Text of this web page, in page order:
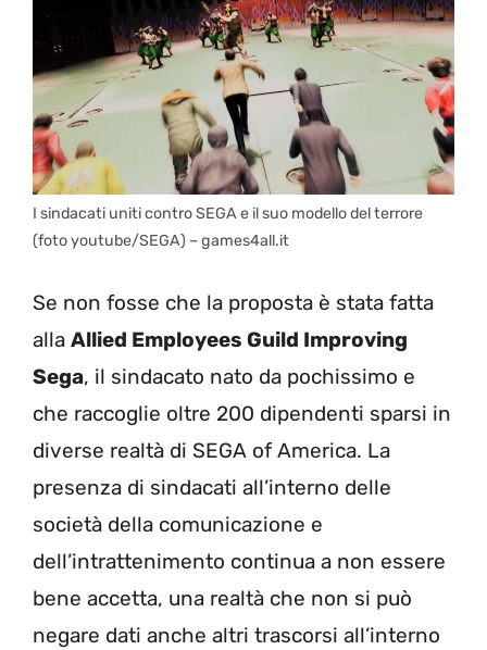
I sindacati uniti contro SEGA e il suo modello del terrore
(foto youtube/SEGA) – games4all.it
Se non fosse che la proposta è stata fatta
alla Allied Employees Guild Improving
Sega, il sindacato nato da pochissimo e
che raccoglie oltre 200 dipendenti sparsi in
diverse realtà di SEGA of America. La
presenza di sindacati all’interno delle
società della comunicazione e
dell’intrattenimento continua a non essere
bene accetta, una realtà che non si può
negare dati anche altri trascorsi all’interno